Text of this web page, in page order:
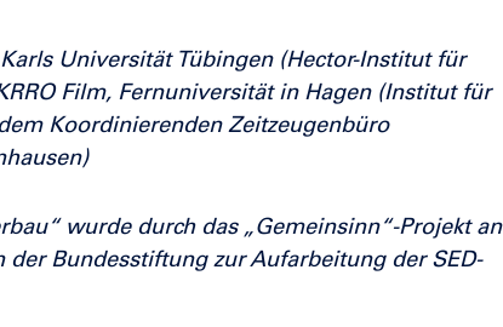
Universität Tübingen (Hector-Institut für
Film, Fernuniversität in Hagen (Institut für
Koordinierenden Zeitzeugenbüro
wurde durch das „Gemeinsinn“-Projekt an
Bundesstiftung zur Aufarbeitung der SED-